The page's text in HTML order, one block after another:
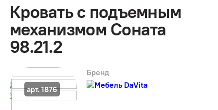
Кровать с подъемным
механизмом Соната
98.21.2
арт. 1876
Бренд